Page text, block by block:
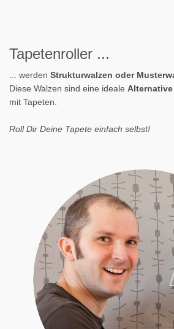
Tapetenroller ...
... werden Strukturwalzen oder
Diese Walzen sind eine ideale
mit Tapeten.
Roll Dir Deine Tapete einfach selbst!